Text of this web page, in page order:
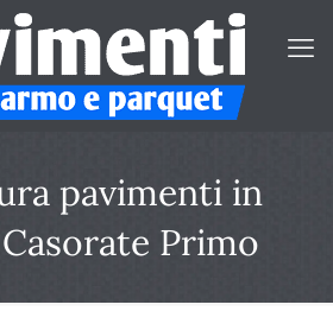
pavimenti in
Primo